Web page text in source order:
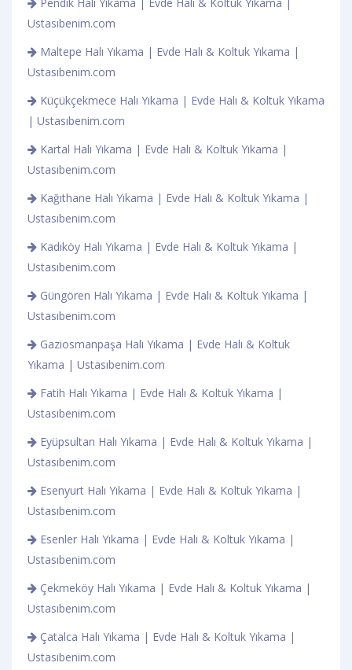
Ustasıbenim.com
Maltepe Halı Yıkama | Evde Halı & Koltuk Yıkama |
Ustasıbenim.com
Küçükçekmece Halı Yıkama | Evde Halı & Koltuk Yıkama
| Ustasıbenim.com
Kartal Halı Yıkama | Evde Halı & Koltuk Yıkama |
Ustasıbenim.com
Kağıthane Halı Yıkama | Evde Halı & Koltuk Yıkama |
Ustasıbenim.com
Kadıköy Halı Yıkama | Evde Halı & Koltuk Yıkama |
Ustasıbenim.com
Güngören Halı Yıkama | Evde Halı & Koltuk Yıkama |
Ustasıbenim.com
Gaziosmanpaşa Halı Yıkama | Evde Halı & Koltuk
Yıkama | Ustasıbenim.com
Fatih Halı Yıkama | Evde Halı & Koltuk Yıkama |
Ustasıbenim.com
Eyüpsultan Halı Yıkama | Evde Halı & Koltuk Yıkama |
Ustasıbenim.com
Esenyurt Halı Yıkama | Evde Halı & Koltuk Yıkama |
Ustasıbenim.com
Esenler Halı Yıkama | Evde Halı & Koltuk Yıkama |
Ustasıbenim.com
Çekmeköy Halı Yıkama | Evde Halı & Koltuk Yıkama |
Ustasıbenim.com
Çatalca Halı Yıkama | Evde Halı & Koltuk Yıkama |
Ustasıbenim.com